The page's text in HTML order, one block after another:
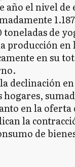
año el nivel
toneladas de
producción en
en su
declinación
hogares,
en la oferta
la
de